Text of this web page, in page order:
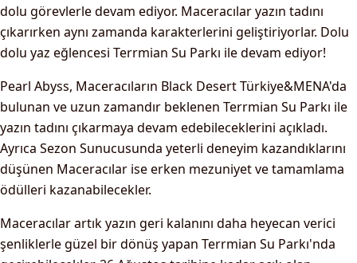
dolu görevlerle devam ediyor. Maceracılar yazın tadını
çıkarırken aynı zamanda karakterlerini geliştiriyorlar. Dolu
dolu yaz eğlencesi Terrmian Su Parkı ile devam ediyor!
Pearl Abyss, Maceracıların Black Desert Türkiye&MENA'da
bulunan ve uzun zamandır beklenen Terrmian Su Parkı ile
yazın tadını çıkarmaya devam edebileceklerini açıkladı.
Ayrıca Sezon Sunucusunda yeterli deneyim kazandıklarını
düşünen Maceracılar ise erken mezuniyet ve tamamlama
ödülleri kazanabilecekler.
Maceracılar artık yazın geri kalanını daha heyecan verici
şenliklerle güzel bir dönüş yapan Terrmian Su Parkı'nda